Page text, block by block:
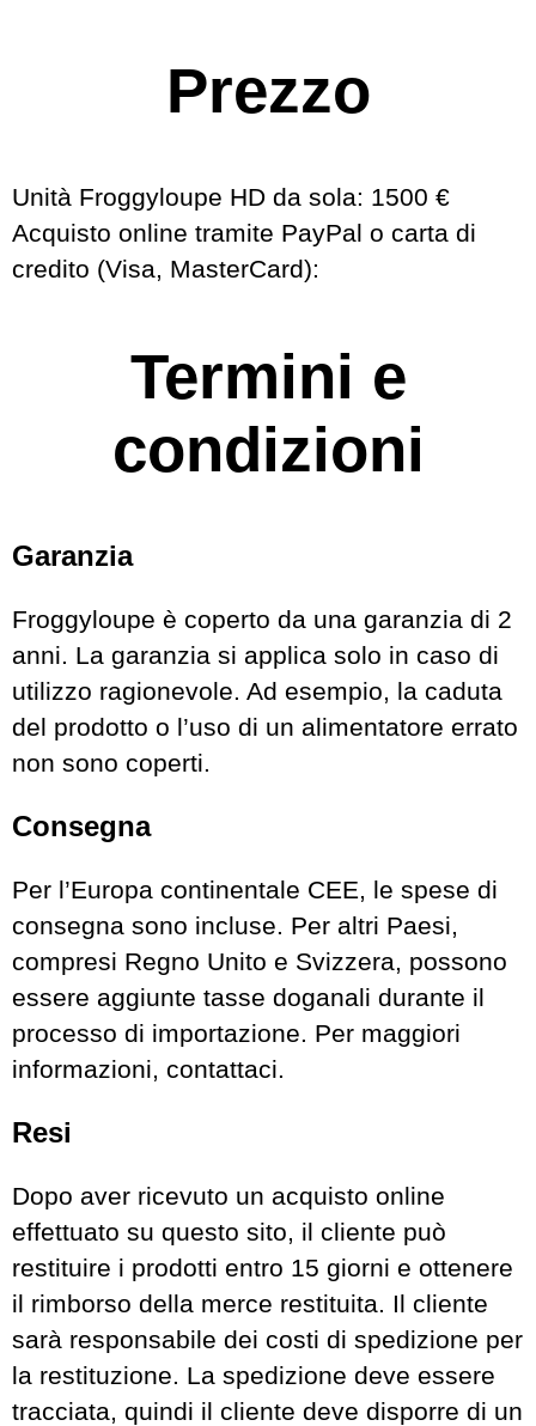
Prezzo
Unità Froggyloupe HD da sola: 1500 €
Acquisto online tramite PayPal o carta di
credito (Visa, MasterCard):
Termini e
condizioni
Garanzia
Froggyloupe è coperto da una garanzia di 2
anni. La garanzia si applica solo in caso di
utilizzo ragionevole. Ad esempio, la caduta
del prodotto o l’uso di un alimentatore errato
non sono coperti.
Consegna
Per l’Europa continentale CEE, le spese di
consegna sono incluse. Per altri Paesi,
compresi Regno Unito e Svizzera, possono
essere aggiunte tasse doganali durante il
processo di importazione. Per maggiori
informazioni, contattaci.
Resi
Dopo aver ricevuto un acquisto online
effettuato su questo sito, il cliente può
restituire i prodotti entro 15 giorni e ottenere
il rimborso della merce restituita. Il cliente
sarà responsabile dei costi di spedizione per
la restituzione. La spedizione deve essere
tracciata, quindi il cliente deve disporre di un